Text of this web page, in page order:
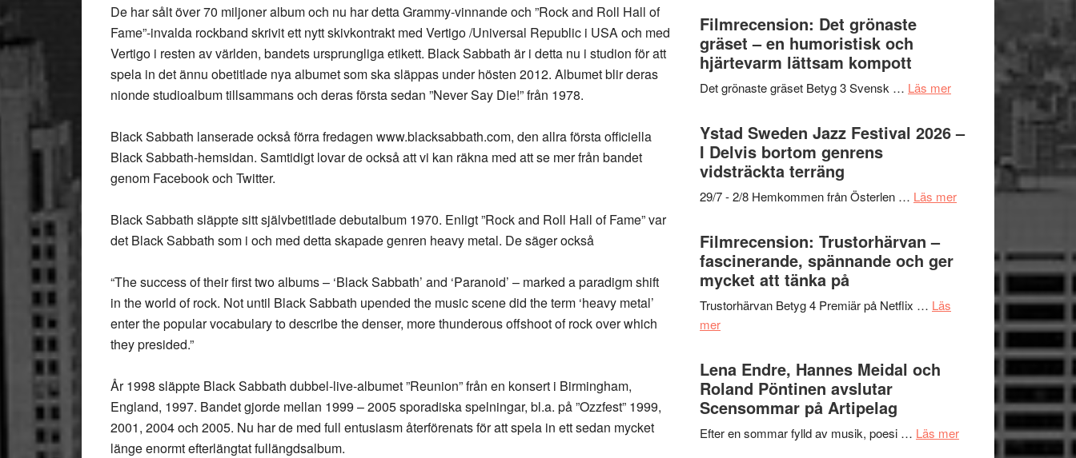
De har sålt över 70 miljoner album och nu har detta Grammy-vinnande och ”Rock and Roll Hall of
Fame”-invalda rockband skrivit ett nytt skivkontrakt med Vertigo /Universal Republic i USA och med
Vertigo i resten av världen, bandets ursprungliga etikett. Black Sabbath är i detta nu i studion för att
spela in det ännu obetitlade nya albumet som ska släppas under hösten 2012. Albumet blir deras
nionde studioalbum tillsammans och deras första sedan ”Never Say Die!” från 1978.
Black Sabbath lanserade också förra fredagen www.blacksabbath.com, den allra första officiella
Black Sabbath-hemsidan. Samtidigt lovar de också att vi kan räkna med att se mer från bandet
genom Facebook och Twitter.
Black Sabbath släppte sitt självbetitlade debutalbum 1970. Enligt ”Rock and Roll Hall of Fame” var
det Black Sabbath som i och med detta skapade genren heavy metal. De säger också
“The success of their first two albums – ‘Black Sabbath’ and ‘Paranoid’ – marked a paradigm shift
in the world of rock. Not until Black Sabbath upended the music scene did the term ‘heavy metal’
enter the popular vocabulary to describe the denser, more thunderous offshoot of rock over which
they presided.”
År 1998 släppte Black Sabbath dubbel-live-albumet ”Reunion” från en konsert i Birmingham,
England, 1997. Bandet gjorde mellan 1999 – 2005 sporadiska spelningar, bl.a. på ”Ozzfest” 1999,
2001, 2004 och 2005. Nu har de med full entusiasm återförenats för att spela in ett sedan mycket
länge enormt efterlängtat fullängdsalbum.
Vrach
Frankenshtey
–
med
Mulder
och
Kulturs
Filmrecension: Det grönaste
gräset – en humoristisk och
hjärtevarm lättsam kompott
Det grönaste gräset Betyg 3 Svensk … Läs merom
en
hjärtevarm
Ystad Sweden Jazz Festival 2026 –
I Delvis bortom genrens
vidsträckta terräng
29/7 - 2/8 Hemkommen från Österlen … Läs merom
Festival
genrens
vidsträckta
Filmrecension: Trustorhärvan –
fascinerande, spännande och ger
mycket att tänka på
Trustorhärvan Betyg 4 Premiär på Netflix … Läs
merom
Trustorhärvan
–
fascinerande,
spännande
och
Lena Endre, Hannes Meidal och
Roland Pöntinen avslutar
Scensommar på Artipelag
Efter en sommar fylld av musik, poesi … Läs merom